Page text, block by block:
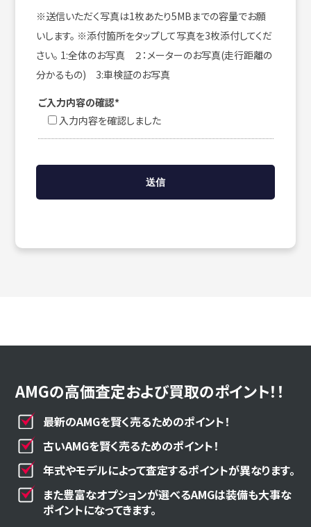
※送信いただく写真は1枚あたり5MBまでの容量でお願
いします。 ※添付箇所をタップして写真を3枚添付してくだ
さい。 1:全体のお写真 ２：メーターのお写真(走行距離の
分かるもの) 3:車検証のお写真
ご入力内容の確認*
入力内容を確認しました
AMGの高価査定および買取のポイント！！
最新のAMGを賢く売るためのポイント！
古いAMGを賢く売るためのポイント！
年式やモデルによって査定するポイントが異なります。
また豊富なオプションが選べるAMGは装備も大事な
ポイントになってきます。